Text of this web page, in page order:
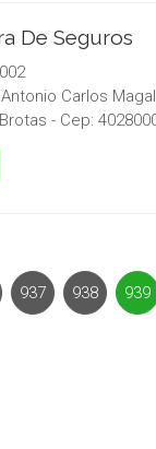
De Seguros
Carlos
- Cep:
937 938 939